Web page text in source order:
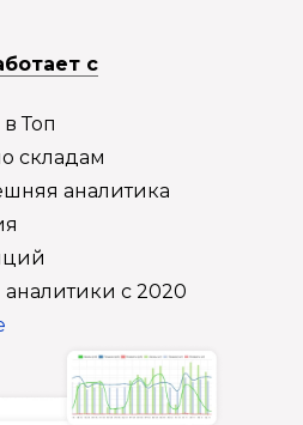
с
Топ
складам
аналитика
с 2020